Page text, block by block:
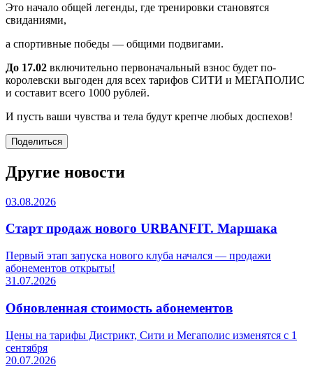
Это начало общей легенды, где тренировки становятся
свиданиями,
а спортивные победы — общими подвигами.
До 17.02 включительно первоначальный взнос будет по-
королевски выгоден для всех тарифов СИТИ и МЕГАПОЛИС
и составит всего 1000 рублей.
И пусть ваши чувства и тела будут крепче любых доспехов!
Поделиться
Другие новости
03.08.2026
Старт продаж нового URBANFIT. Маршака
Первый этап запуска нового клуба начался — продажи
абонементов открыты!
31.07.2026
Обновленная стоимость абонементов
Цены на тарифы Дистрикт, Сити и Мегаполис изменятся с 1
сентября
20.07.2026